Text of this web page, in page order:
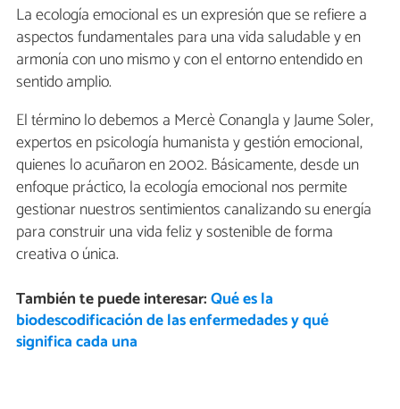
La ecología emocional es un expresión que se refiere a
aspectos fundamentales para una vida saludable y en
armonía con uno mismo y con el entorno entendido en
sentido amplio.
El término lo debemos a Mercè Conangla y Jaume Soler,
expertos en psicología humanista y gestión emocional,
quienes lo acuñaron en 2002. Básicamente, desde un
enfoque práctico, la ecología emocional nos permite
gestionar nuestros sentimientos canalizando su energía
para construir una vida feliz y sostenible de forma
creativa o única.
También te puede interesar:Qué es la
biodescodificación de las enfermedades y qué
significa cada una